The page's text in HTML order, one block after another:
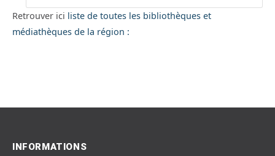
Retrouver ici liste de toutes les bibliothèques et
médiathèques de la région :
INFORMATIONS